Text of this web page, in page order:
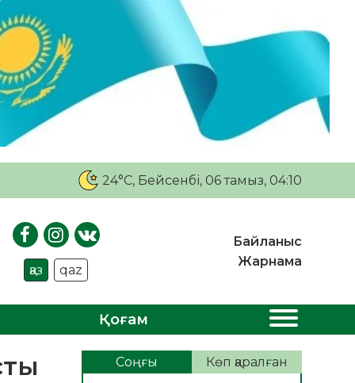
24°C, Бейсенбі, 06 тамыз, 04:10
қаз qaz
Байланыс
Жарнама
Қоғам
Соңғы Көп қаралған